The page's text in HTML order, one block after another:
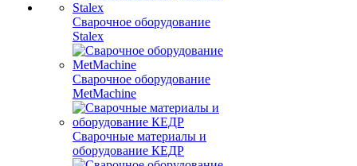
Сварочное оборудование
Stalex
Сварочное оборудование
MetMachine
Сварочные материалы и
оборудование КЕДР